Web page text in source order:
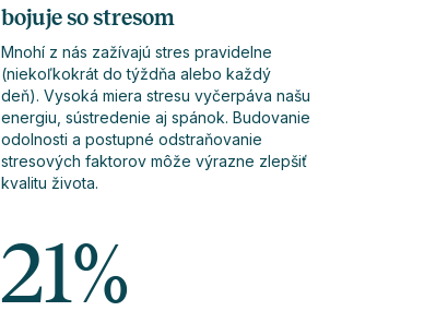
bojuje so stresom
Mnohí z nás zažívajú stres pravidelne
(niekoľkokrát do týždňa alebo každý
deň). Vysoká miera stresu vyčerpáva našu
energiu, sústredenie aj spánok. Budovanie
odolnosti a postupné odstraňovanie
stresových faktorov môže výrazne zlepšiť
kvalitu života.
21%